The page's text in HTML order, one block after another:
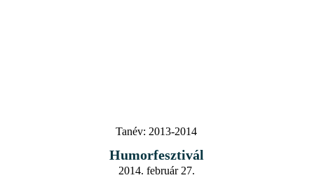
Tanév: 2013-2014
Humorfesztivál
2014. február 27.